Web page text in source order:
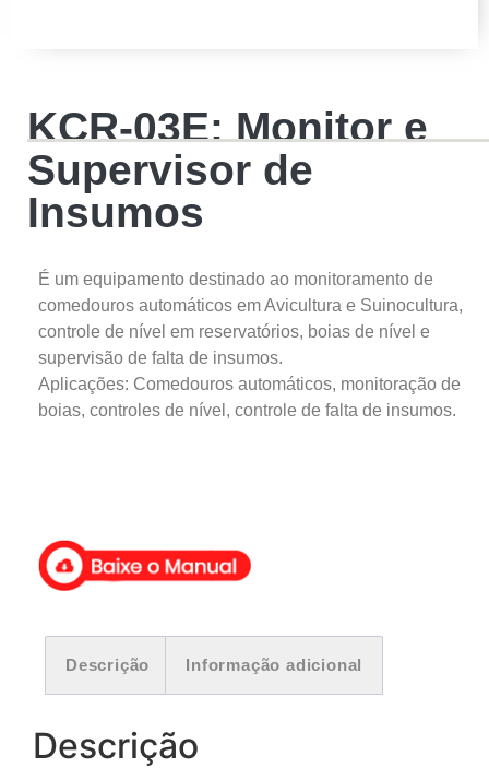
KCR-03E: Monitor e
Supervisor de
Insumos
É um equipamento destinado ao monitoramento de
comedouros automáticos em Avicultura e Suinocultura,
controle de nível em reservatórios, boias de nível e
supervisão de falta de insumos.
Aplicações: Comedouros automáticos, monitoração de
boias, controles de nível, controle de falta de insumos.
Descrição Informação adicional
Descrição